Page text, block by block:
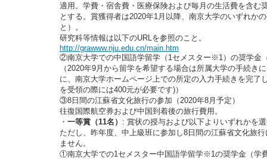
適用。学費・宿舎費・医療保険および毎月の生活費を含む
とする。賞獲得者は2020年1月以降、南京大学のいずれか
と）。
研究科等情報は以下のURLを参照のこと。
http://grawww.nju.edu.cn/main.htm
②南京大学での中国語学留学（1セメスター※1）の奨学金
（2020年9月から留学を希望する場合は所属大学の手続き
に、南京大学ホームページ上での所定の入力手続きを完了
を受領の際には400元が必要です)）
③8日間の江蘇省文化旅行の参加（2020年8月予定）
往復国際航空券および中国到着後の旅行費用。
・ 一等賞（11名） : 賞状の授与および以下よりいずれかを
ただし、昨年度、中上級班に参加し8日間の江蘇省文化旅
ません。
①南京大学での1セメスター中国語学留学※1の奨学金（学